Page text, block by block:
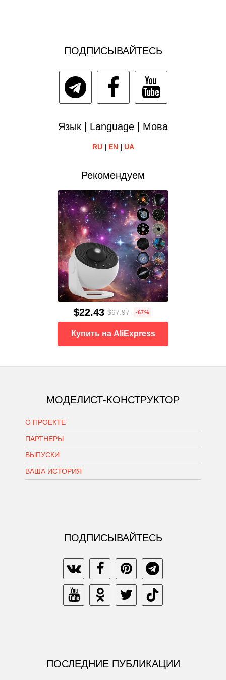
ПОДПИСЫВАЙТЕСЬ
Язык | Language | Мова
RU| EN| UA
Рекомендуем
$22.43 $67.97 -67%
Купить на AliExpress
МОДЕЛИСТ-КОНСТРУКТОР
О ПРОЕКТЕ
ПАРТНЕРЫ
ВЫПУСКИ
ВАША ИСТОРИЯ
ПОДПИСЫВАЙТЕСЬ
ПОСЛЕДНИЕ ПУБЛИКАЦИИ